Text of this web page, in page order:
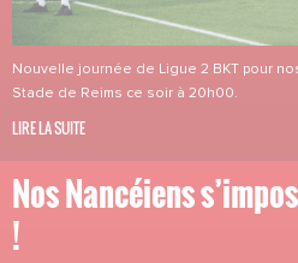
Nouvelle journée de Ligue 2 BKT pour
Stade de Reims ce soir à 20h00.
LIRE LA SUITE
Nos Nancéiens
!